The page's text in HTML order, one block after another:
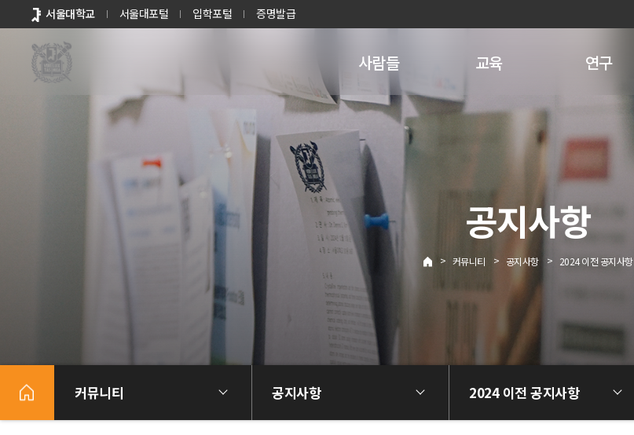
바로가기
메뉴
서울대학교 서울대포털 입학포털 증명발급
사람들 교육 연구
공지사항
> 커뮤니티 > 공지사항 > 2024 이전 공지사항
커뮤니티 공지사항 2024 이전 공지사항